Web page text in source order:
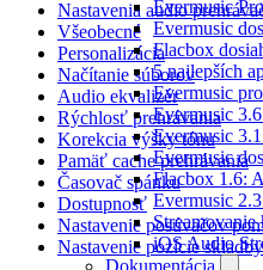
Evermusic
Evermusic
Flacbox
5 najlepších
Evermusic
Evermusic
Evermusic
Evermusic
Flacbox 1.6:
Evermusic
iOS Audio
Dokumentácia
Nastavenia audio
Všeobecné
Personalizácia
Načítanie súborov
Audio ekvalizér
Rýchlosť prehrávania
Korekcia výšky tónu
Pamäť cache prehrávania
Časovač spánku
Dostupnosť
Nastavenie posúvačov
Nastavenie pozície